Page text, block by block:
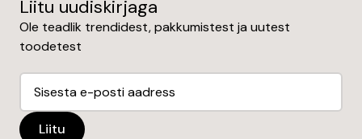
Liitu uudiskirjaga
Ole teadlik trendidest, pakkumistest ja uutest
toodetest